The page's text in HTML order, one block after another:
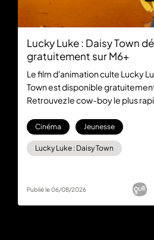
Lucky Luke : Daisy Town
gratuitement sur M6+
Le film d'animation culte Lucky
Town est disponible
Retrouvez le cow-boy le plus
abonnement.
Cinéma Jeunesse
Lucky Luke : Daisy Town
Publié le 06/08/2026